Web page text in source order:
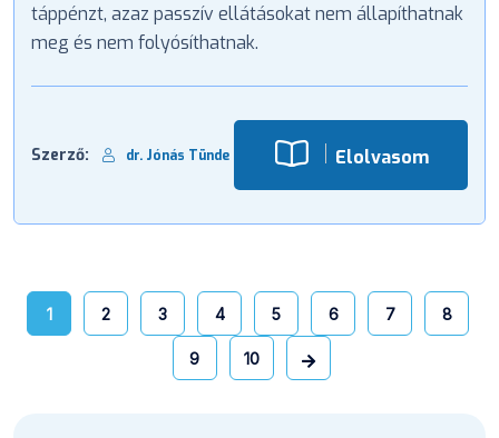
táppénzt, azaz passzív ellátásokat nem állapíthatnak
meg és nem folyósíthatnak.
Szerző: dr. Jónás Tünde Elolvasom
1 2 3 4 5 6 7 8
9 10